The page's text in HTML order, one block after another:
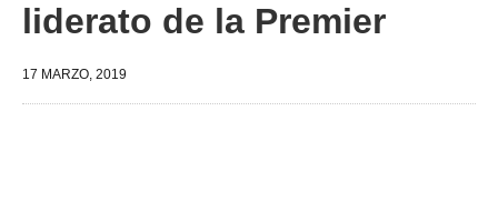
liderato de la Premier
17 MARZO, 2019